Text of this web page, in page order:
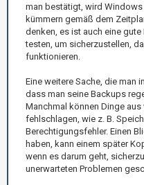
man bestätigt, wird Windows
kümmern gemäß dem
denken, es ist auch eine
testen, um sicherzustellen,
funktionieren.
Eine weitere Sache, die man
dass man seine Backups
Manchmal können Dinge aus
fehlschlagen, wie z. B.
Berechtigungsfehler. Einen
haben, kann einem später
wenn es darum geht,
unerwarteten Problemen